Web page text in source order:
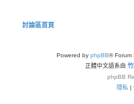
討論區首頁
Powered by phpBB® Forum
正體中文語系由
phpBB
隱私 |